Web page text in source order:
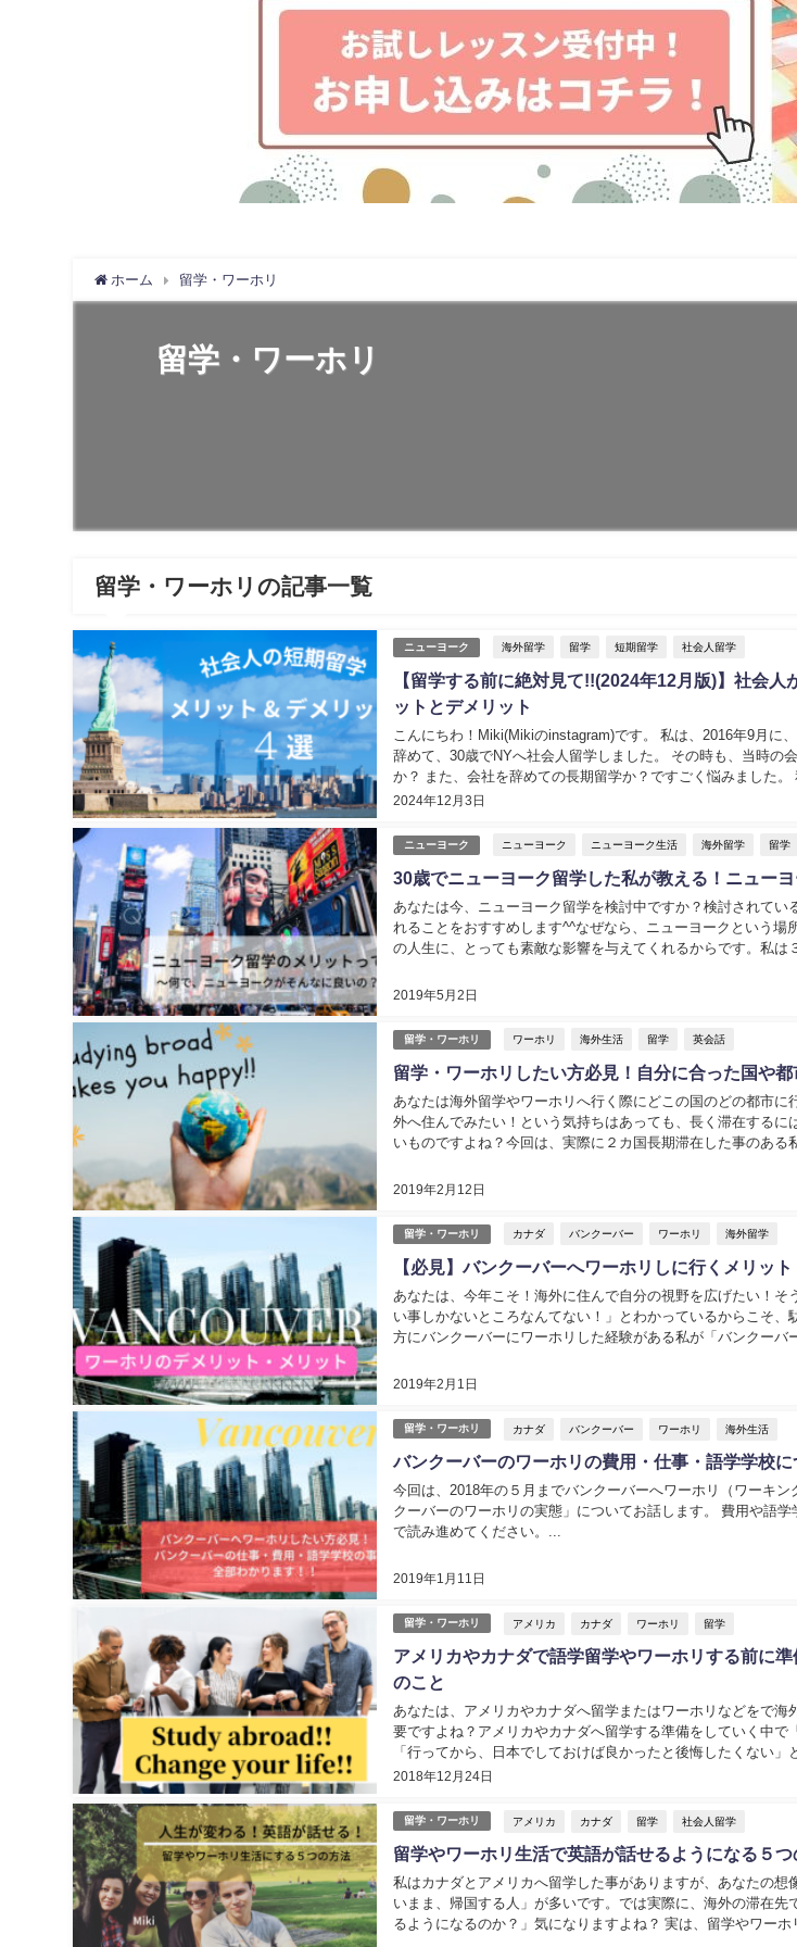
ホーム 留学・ワーホリ
留学・ワーホリ
留学・ワーホリの記事一覧
ニューヨーク 海外留学 留学 短期留学 社会人留学
【留学する前に絶対見て!!(2024年12月版)】社会人
ットとデメリット
2024年12月3日
こんにちわ！Miki(Mikiのinstagram)です。 私は、2016年9月に
辞めて、30歳でNYへ社会人留学しました。 その時も、当時の
か？ また、会社を辞めての長期留学か？ですごく悩みました。
択しましたが、実は、今年...
ニューヨーク ニューヨーク ニューヨーク生活 海外留学 留学
30歳でニューヨーク留学した私が教える！ニュー
2019年5月2日
あなたは今、ニューヨーク留学を検討中ですか？検討されてい
れることをおすすめします^^なぜなら、ニューヨークという場
の人生に、とっても素敵な影響を与えてくれるからです。私は
留学・ワーホリ ワーホリ 海外生活 留学 英会話
留学・ワーホリしたい方必見！自分に合った国や
2019年2月12日
あなたは海外留学やワーホリへ行く際にどこの国のどの都市に
外へ住んでみたい！という気持ちはあっても、長く滞在するに
いものですよね？今回は、実際に２カ国長期滞在した事のある
留学・ワーホリ カナダ バンクーバー ワーホリ 海外留学
【必見】バンクーバーへワーホリしに行くメリット
2019年2月1日
あなたは、今年こそ！海外に住んで自分の視野を広げたい！そ
い事しかないところなんてない！」とわかっているからこそ、
方にバンクーバーにワーホリした経験がある私が「バンクーバ
留学・ワーホリ カナダ バンクーバー ワーホリ 海外生活
バンクーバーのワーホリの費用・仕事・語学学校に
2019年1月11日
今回は、2018年の５月までバンクーバーへワーホリ（ワーキ
クーバーのワーホリの実態」についてお話します。 費用や語
で読み進めてください。...
留学・ワーホリ アメリカ カナダ ワーホリ 留学
アメリカやカナダで語学留学やワーホリする前に
のこと
2018年12月24日
あなたは、アメリカやカナダへ留学またはワーホリなどをで海
要ですよね？アメリカやカナダへ留学する準備をしていく中で
「行ってから、日本でしておけば良かったと後悔したくない」
５月までアメリカとカナダで生活していた私が実際に行ってか
留学・ワーホリ アメリカ カナダ 留学 社会人留学
留学やワーホリ生活で英語が話せるようになる５つ
私はカナダとアメリカへ留学した事がありますが、あなたの想
いまま、帰国する人」が多いです。では実際に、海外の滞在先
るようになるのか？」気になりますよね？ 実は、留学やワーホ